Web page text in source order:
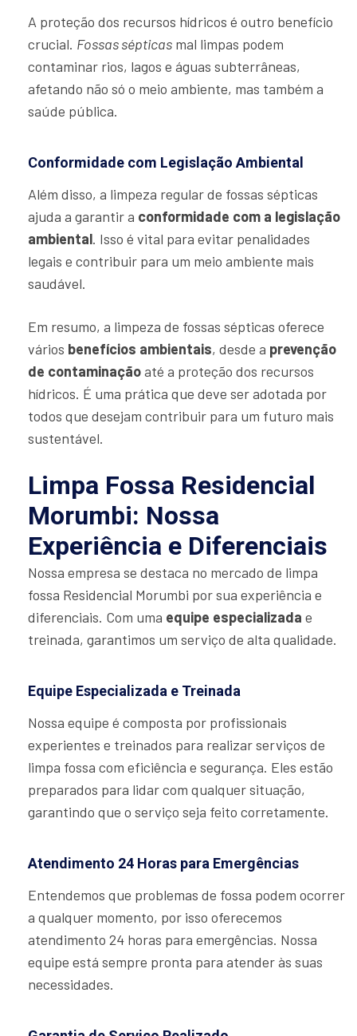
A proteção dos recursos hídricos é outro benefício
crucial. Fossas sépticas mal limpas podem
contaminar rios, lagos e águas subterrâneas,
afetando não só o meio ambiente, mas também a
saúde pública.
Conformidade com Legislação Ambiental
Além disso, a limpeza regular de fossas sépticas
ajuda a garantir a conformidade com a legislação
ambiental. Isso é vital para evitar penalidades
legais e contribuir para um meio ambiente mais
saudável.
Em resumo, a limpeza de fossas sépticas oferece
vários benefícios ambientais, desde a prevenção
de contaminaçãoaté a proteção dos recursos
hídricos. É uma prática que deve ser adotada por
todos que desejam contribuir para um futuro mais
sustentável.
Limpa Fossa Residencial
Morumbi: Nossa
Experiência e Diferenciais
Nossa empresa se destaca no mercado de limpa
fossa Residencial Morumbi por sua experiência e
diferenciais. Com uma equipe especializada e
treinada, garantimos um serviço de alta qualidade.
Equipe Especializada e Treinada
Nossa equipe é composta por profissionais
experientes e treinados para realizar serviços de
limpa fossa com eficiência e segurança. Eles estão
preparados para lidar com qualquer situação,
garantindo que o serviço seja feito corretamente.
Atendimento 24 Horas para Emergências
Entendemos que problemas de fossa podem ocorrer
a qualquer momento, por isso oferecemos
atendimento 24 horas para emergências. Nossa
equipe está sempre pronta para atender às suas
necessidades.